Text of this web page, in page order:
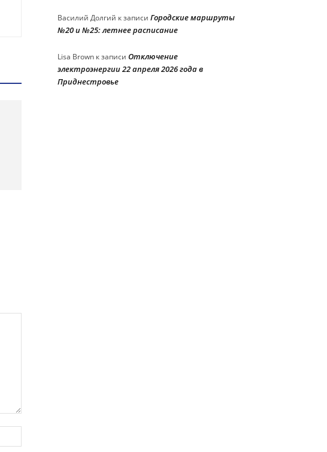
Василий Долгий к записи Городские маршруты
№20 и №25: летнее расписание
Lisa Brown к записи Отключение
электроэнергии 22 апреля 2026 года в
Приднестровье